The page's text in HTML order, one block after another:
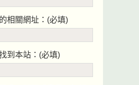
相關網址：(必填)
到本站：(必填)